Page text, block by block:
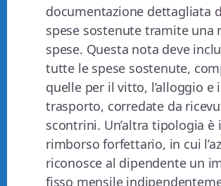
documentazione dettagliata
spese sostenute tramite una
spese. Questa nota deve
tutte le spese sostenute,
quelle per il vitto, l’alloggio e
trasporto, corredate da
scontrini. Un’altra tipologia è
rimborso forfettario, in cui
riconosce al dipendente un
fisso mensile